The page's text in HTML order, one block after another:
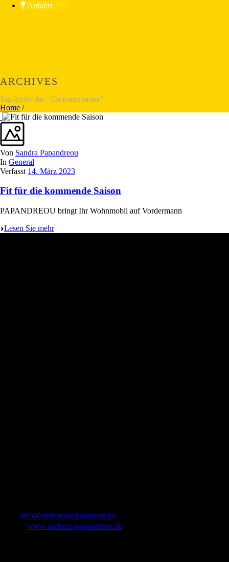
ARCHIVES
Tag-Archiv für: "Caravanreparatur"
Home /
Von Sandra Papandreou
In General
Verfasst 14. März 2023
Fit für die kommende Saison
PAPANDREOU bringt Ihr Wohnmobil auf Vordermann
Lesen Sie mehr
info@andreas-papandreou.de
www.andreas-papandreou.de
Anfahrt